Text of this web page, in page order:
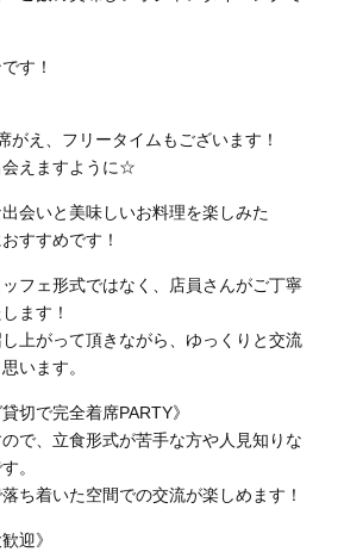
す！
がえ、フリータイムもございます！
会えますように☆
会いと美味しいお料理を楽しみた
すすめです！
フェ形式ではなく、店員さんがご丁寧
ます！
上がって頂きながら、ゆっくりと交流
います。
切で完全着席PARTY》
で、立食形式が苦手な方や人見知りな
。
ち着いた空間での交流が楽しめます！
迎》